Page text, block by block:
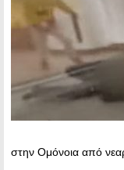
στην Ομόνοια από